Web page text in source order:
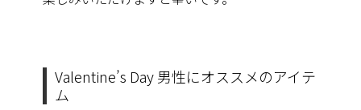
Valentine’s Day 男性にオススメのアイテ
ム